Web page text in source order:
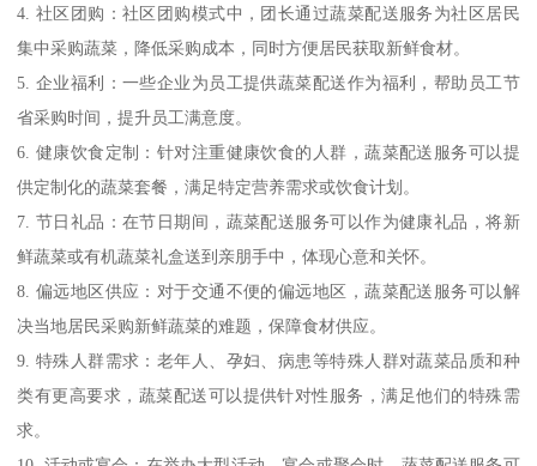
4. 社区团购：社区团购模式中，团长通过蔬菜配送服务为社区居民
集中采购蔬菜，降低采购成本，同时方便居民获取新鲜食材。
5. 企业福利：一些企业为员工提供蔬菜配送作为福利，帮助员工节
省采购时间，提升员工满意度。
6. 健康饮食定制：针对注重健康饮食的人群，蔬菜配送服务可以提
供定制化的蔬菜套餐，满足特定营养需求或饮食计划。
7. 节日礼品：在节日期间，蔬菜配送服务可以作为健康礼品，将新
鲜蔬菜或有机蔬菜礼盒送到亲朋手中，体现心意和关怀。
8. 偏远地区供应：对于交通不便的偏远地区，蔬菜配送服务可以解
决当地居民采购新鲜蔬菜的难题，保障食材供应。
9. 特殊人群需求：老年人、孕妇、病患等特殊人群对蔬菜品质和种
类有更高要求，蔬菜配送可以提供针对性服务，满足他们的特殊需
求。